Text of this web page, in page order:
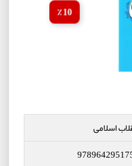
10 ٪
اسلامی